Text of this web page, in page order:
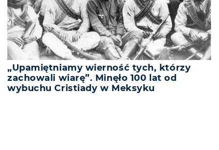
„Upamiętniamy wierność tych, którzy
zachowali wiarę”. Minęło 100 lat od
wybuchu Cristiady w Meksyku